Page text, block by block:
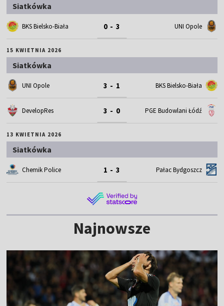
Siatkówka
BKS Bielsko-Biała 0 - 3 UNI Opole
15 KWIETNIA 2026
Siatkówka
UNI Opole 3 - 1 BKS Bielsko-Biała
DevelopRes 3 - 0 PGE Budowlani Łódź
13 KWIETNIA 2026
Siatkówka
Chemik Police 1 - 3 Pałac Bydgoszcz
Najnowsze